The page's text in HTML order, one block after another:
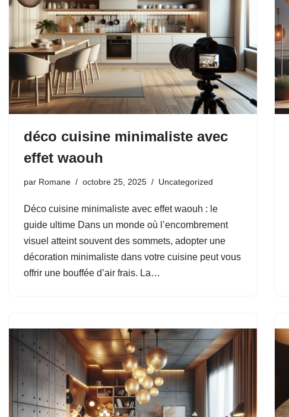
déco cuisine minimaliste avec
effet waouh
par Romane octobre 25, 2025 Uncategorized
Déco cuisine minimaliste avec effet waouh : le
guide ultime Dans un monde où l’encombrement
visuel atteint souvent des sommets, adopter une
décoration minimaliste dans votre cuisine peut vous
offrir une bouffée d’air frais. La…